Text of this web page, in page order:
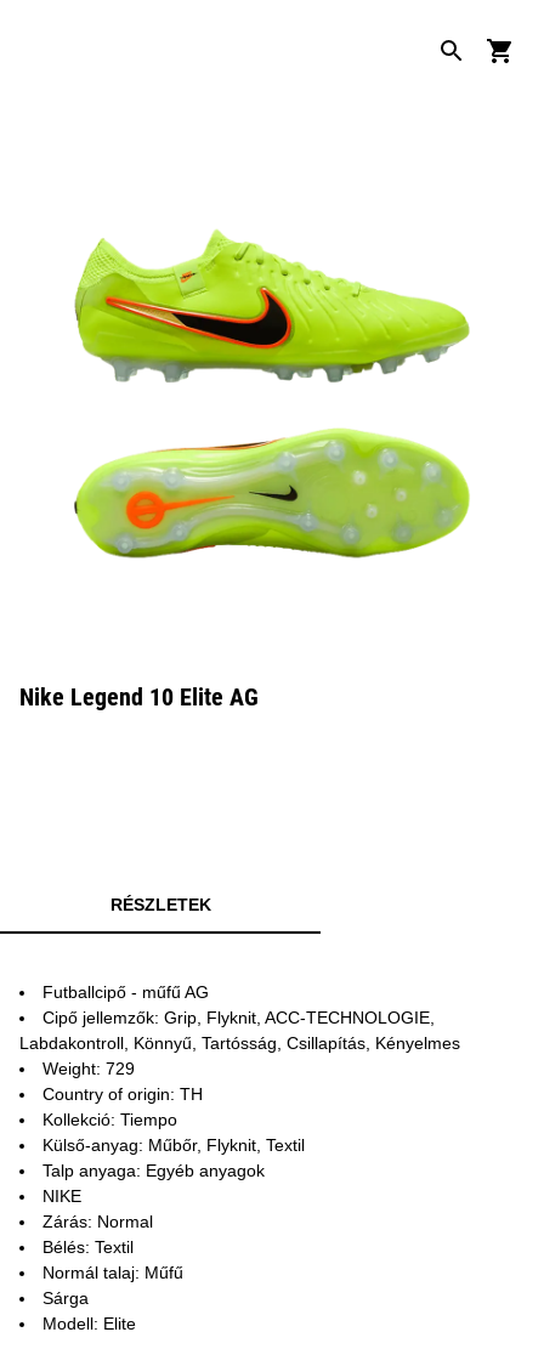
Nike Legend 10 Elite AG
RÉSZLETEK
Futballcipő - műfű AG
Cipő jellemzők: Grip, Flyknit, ACC-TECHNOLOGIE,
Labdakontroll, Könnyű, Tartósság, Csillapítás, Kényelmes
Weight: 729
Country of origin: TH
Kollekció: Tiempo
Külső-anyag: Műbőr, Flyknit, Textil
Talp anyaga: Egyéb anyagok
NIKE
Zárás: Normal
Bélés: Textil
Normál talaj: Műfű
Sárga
Modell: Elite